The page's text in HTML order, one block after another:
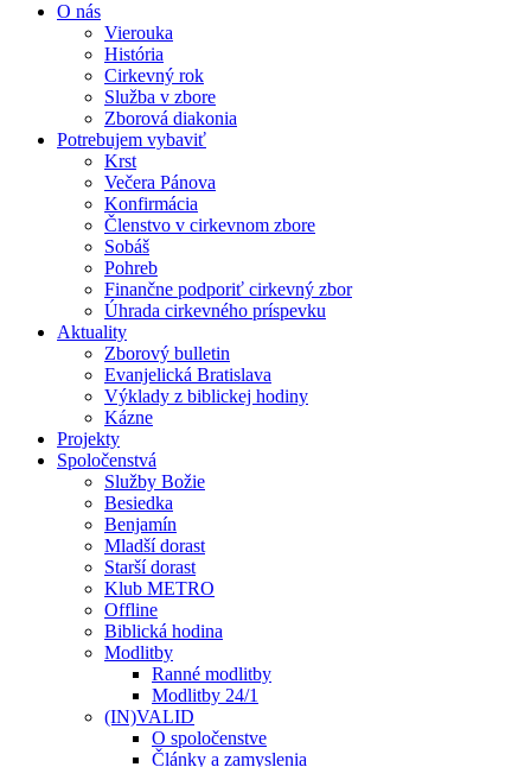
O nás
Vierouka
História
Cirkevný rok
Služba v zbore
Zborová diakonia
Potrebujem vybaviť
Krst
Večera Pánova
Konfirmácia
Členstvo v cirkevnom zbore
Sobáš
Pohreb
Finančne podporiť cirkevný zbor
Úhrada cirkevného príspevku
Aktuality
Zborový bulletin
Evanjelická Bratislava
Výklady z biblickej hodiny
Kázne
Projekty
Spoločenstvá
Služby Božie
Besiedka
Benjamín
Mladší dorast
Starší dorast
Klub METRO
Offline
Biblická hodina
Modlitby
Ranné modlitby
Modlitby 24/1
(IN)VALID
O spoločenstve
Články a zamyslenia